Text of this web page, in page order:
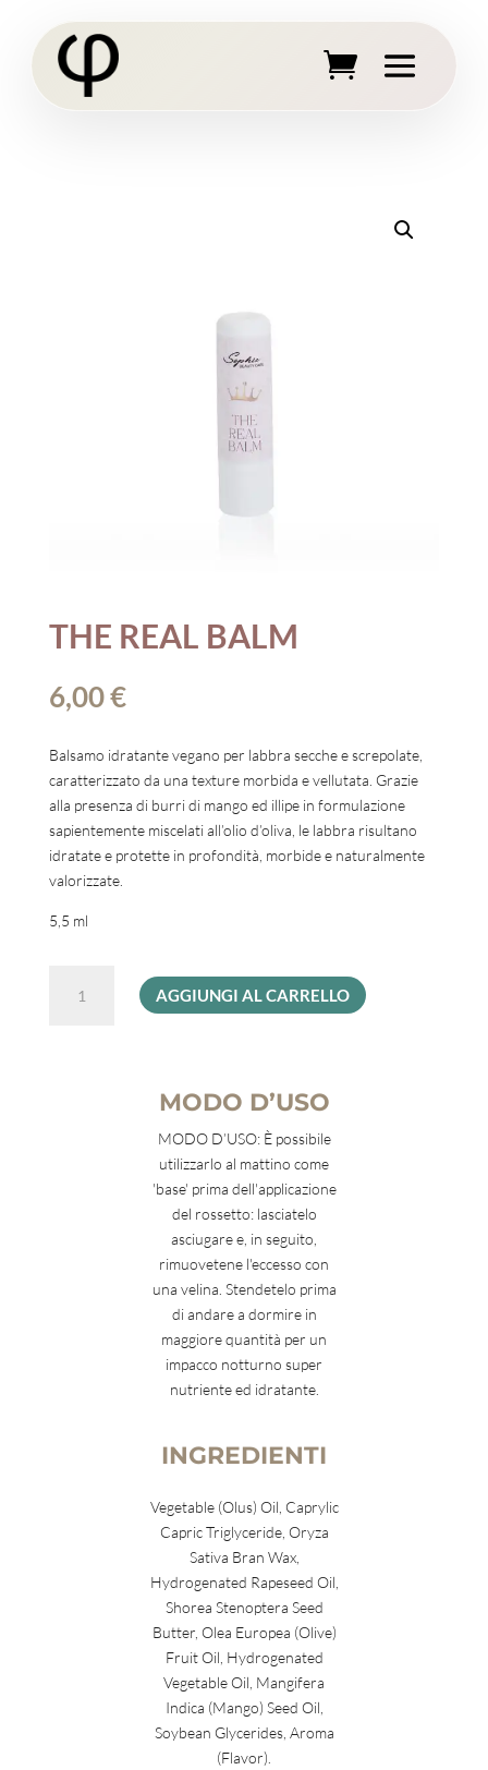
THE REAL BALM
6,00€
Balsamo idratante vegano per labbra secche e screpolate,
caratterizzato da una texture morbida e vellutata. Grazie
alla presenza di burri di mango ed illipe in formulazione
sapientemente miscelati all’olio d’oliva, le labbra risultano
idratate e protette in profondità, morbide e naturalmente
valorizzate.
5,5 ml
REAL
AGGIUNGI AL CARRELLO
MODO D’USO
MODO D’USO: È possibile
utilizzarlo al mattino come
'base' prima dell'applicazione
del rossetto: lasciatelo
asciugare e, in seguito,
rimuovetene l'eccesso con
una velina. Stendetelo prima
di andare a dormire in
maggiore quantità per un
impacco notturno super
nutriente ed idratante.
INGREDIENTI
Vegetable (Olus) Oil, Caprylic
Capric Triglyceride, Oryza
Sativa Bran Wax,
Hydrogenated Rapeseed Oil,
Shorea Stenoptera Seed
Butter, Olea Europea (Olive)
Fruit Oil, Hydrogenated
Vegetable Oil, Mangifera
Indica (Mango) Seed Oil,
Soybean Glycerides, Aroma
(Flavor).